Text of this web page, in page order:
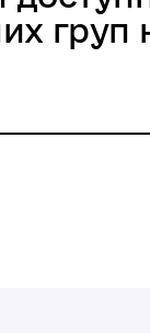
груп